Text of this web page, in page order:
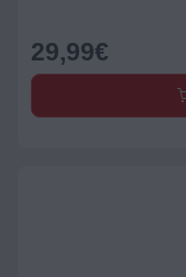
29,99€